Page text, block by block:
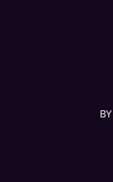
BY